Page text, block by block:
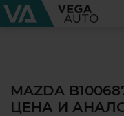
MAZDA
ЦЕНА И